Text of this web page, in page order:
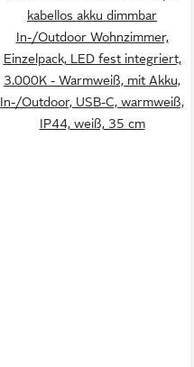
kabellos akku dimmbar
In-/Outdoor Wohnzimmer,
Einzelpack, LED fest integriert,
3.000K - Warmweiß, mit Akku,
In-/Outdoor, USB-C, warmweiß,
IP44, weiß, 35 cm